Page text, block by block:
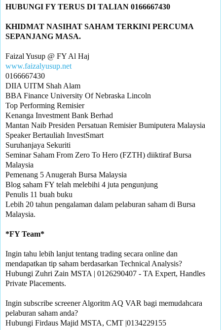
KHIDMAT NASIHAT SAHAM TERKINI PERCUMA
www.faizalyusup.net
0166667430
DIIA UITM Shah Alam
BBA Finance University Of Nebraska Lincoln
Top Performing Remisier
Kenanga Investment Bank Berhad
Mantan Naib Presiden Persatuan Remisier Bumiputera Malaysia
Speaker Bertauliah InvestSmart
Suruhanjaya Sekuriti
Seminar Saham From Zero To Hero (FZTH) diiktiraf Bursa
Malaysia
Pemenang 5 Anugerah Bursa Malaysia
Blog saham FY telah melebihi 4 juta pengunjung
Penulis 11 buah buku
Lebih 20 tahun pengalaman dalam pelaburan saham di Bursa
Malaysia.
Ingin tahu lebih lanjut tentang trading secara online dan
mendapatkan tip saham berdasarkan Technical Analysis?
Hubungi Zuhri Zain MSTA | 0126290407 - TA Expert, Handles
Private Placements.
Ingin subscribe screener Algoritm AQ VAR bagi memudahcara
pelaburan saham anda?
Hubungi Firdaus Majid MSTA, CMT |0134229155